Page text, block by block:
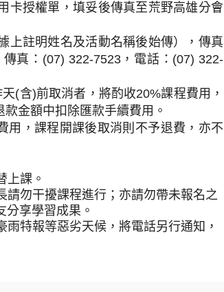
卡授權單，填妥後傳真至荒野高雄分會
上註明姓名及活動名稱後始傳），傳真
真： (07) 322-7523，電話： (07) 322-
(含)前取消者，將酌收20%課程費用，
金額中扣除匯款手續費用。
用，課程開課後取消則不予退費，亦不
上課。
請勿干擾課程進行；亦請勿帶未報名之
享學習成果。
特報等惡劣天候，將電話另行通知，